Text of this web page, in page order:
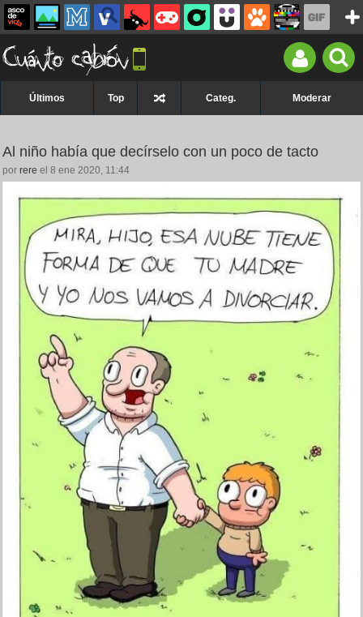
Últimos Top Categ. Moderar
Al niño había que decírselo con un poco de tacto
por rere el 8 ene 2020, 11:44